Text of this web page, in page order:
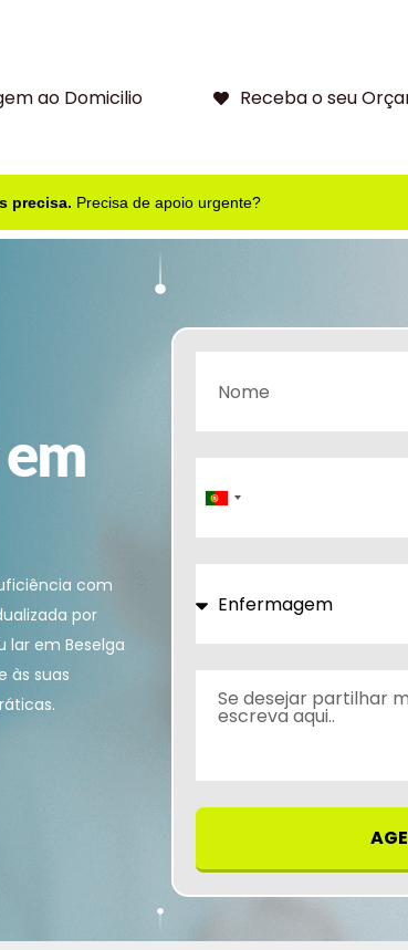
ao Domicilio Receba o seu
precisa. Precisa de apoio urgente?
com
por
lar em Beselga
às suas
Portugal
+351